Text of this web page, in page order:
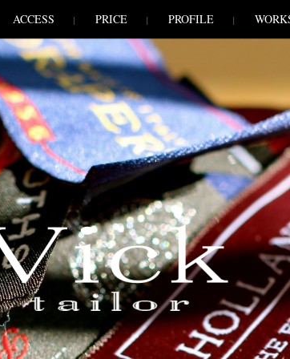
ACCESS PRICE PROFILE